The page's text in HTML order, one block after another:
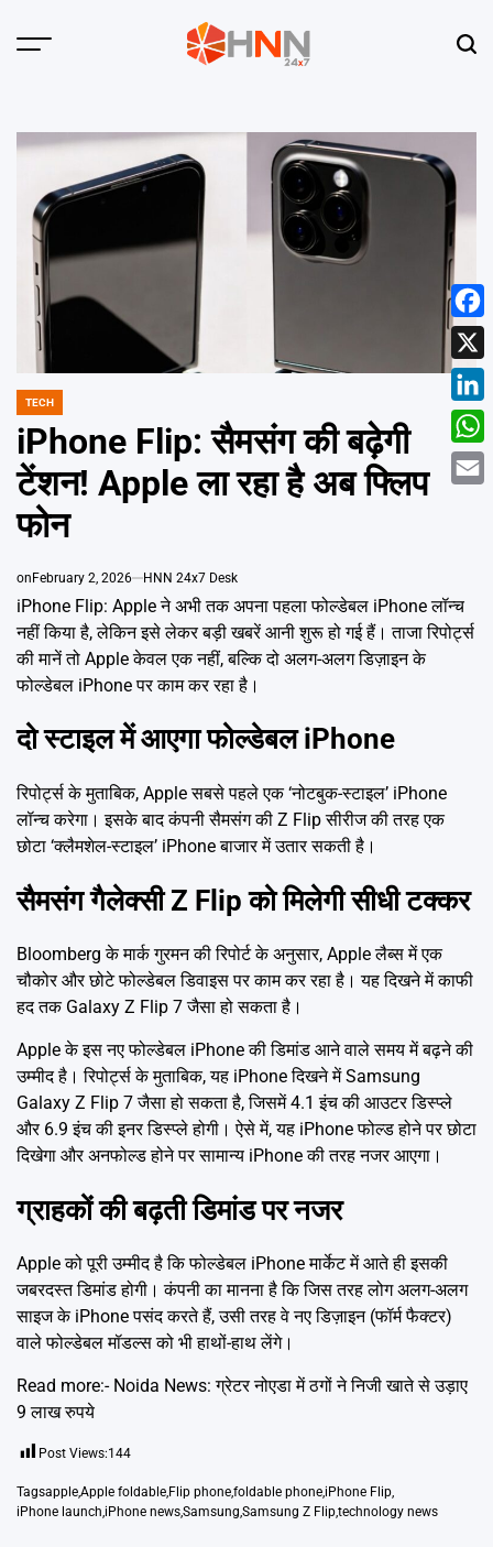
Menu
POSTED
IN
TECH
iPhone Flip: सैमसंग की बढ़ेगी
टेंशन! Apple ला रहा है अब फ्लिप
फोन
onFebruary 2, 2026 HNN 24x7 Desk
iPhone Flip: Apple ने अभी तक अपना पहला फोल्डेबल iPhone लॉन्च
नहीं किया है, लेकिन इसे लेकर बड़ी खबरें आनी शुरू हो गई हैं। ताजा रिपोर्ट्स
की मानें तो Apple केवल एक नहीं, बल्कि दो अलग-अलग डिज़ाइन के
फोल्डेबल iPhone पर काम कर रहा है।
दो स्टाइल में आएगा फोल्डेबल iPhone
रिपोर्ट्स के मुताबिक, Apple सबसे पहले एक ‘नोटबुक-स्टाइल’ iPhone
लॉन्च करेगा। इसके बाद कंपनी सैमसंग की Z Flip सीरीज की तरह एक
छोटा ‘क्लैमशेल-स्टाइल’ iPhone बाजार में उतार सकती है।
सैमसंग गैलेक्सी Z Flip को मिलेगी सीधी टक्कर
Bloomberg के मार्क गुरमन की रिपोर्ट के अनुसार, Apple लैब्स में एक
चौकोर और छोटे फोल्डेबल डिवाइस पर काम कर रहा है। यह दिखने में काफी
हद तक Galaxy Z Flip 7 जैसा हो सकता है।
Apple के इस नए फोल्डेबल iPhone की डिमांड आने वाले समय में बढ़ने की
उम्मीद है। रिपोर्ट्स के मुताबिक, यह iPhone दिखने में Samsung
Galaxy Z Flip 7 जैसा हो सकता है, जिसमें 4.1 इंच की आउटर डिस्प्ले
और 6.9 इंच की इनर डिस्प्ले होगी। ऐसे में, यह iPhone फोल्ड होने पर छोटा
दिखेगा और अनफोल्ड होने पर सामान्य iPhone की तरह नजर आएगा।
ग्राहकों की बढ़ती डिमांड पर नजर
Apple को पूरी उम्मीद है कि फोल्डेबल iPhone मार्केट में आते ही इसकी
जबरदस्त डिमांड होगी। कंपनी का मानना है कि जिस तरह लोग अलग-अलग
साइज के iPhone पसंद करते हैं, उसी तरह वे नए डिज़ाइन (फॉर्म फैक्टर)
वाले फोल्डेबल मॉडल्स को भी हाथों-हाथ लेंगे।
Read more:- Noida News: ग्रेटर नोएडा में ठगों ने निजी खाते से उड़ाए
9 लाख रुपये
Post Views:144
Tagsapple,Apple foldable,Flip phone,foldable phone,iPhone Flip,
iPhone launch,iPhone news,Samsung,Samsung Z Flip,technology news
X